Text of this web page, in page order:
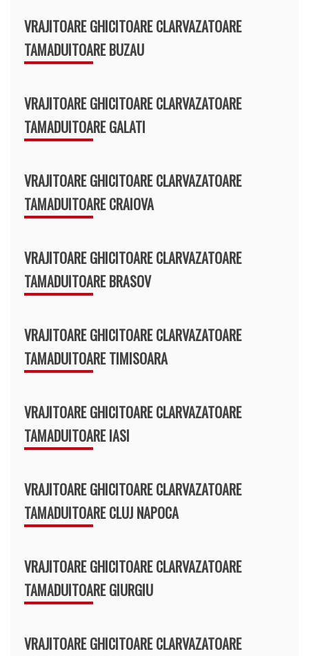
VRAJITOARE GHICITOARE CLARVAZATOARE
TAMADUITOARE BUZAU
VRAJITOARE GHICITOARE CLARVAZATOARE
TAMADUITOARE GALATI
VRAJITOARE GHICITOARE CLARVAZATOARE
TAMADUITOARE CRAIOVA
VRAJITOARE GHICITOARE CLARVAZATOARE
TAMADUITOARE BRASOV
VRAJITOARE GHICITOARE CLARVAZATOARE
TAMADUITOARE TIMISOARA
VRAJITOARE GHICITOARE CLARVAZATOARE
TAMADUITOARE IASI
VRAJITOARE GHICITOARE CLARVAZATOARE
TAMADUITOARE CLUJ NAPOCA
VRAJITOARE GHICITOARE CLARVAZATOARE
TAMADUITOARE GIURGIU
VRAJITOARE GHICITOARE CLARVAZATOARE